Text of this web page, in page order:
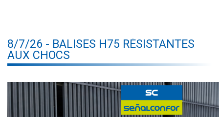
8/7/26 - BALISES H75 RÉSISTANTES
AUX CHOCS